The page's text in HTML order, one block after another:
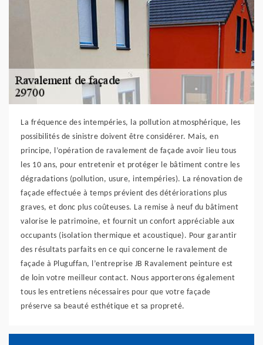
La fréquence des intempéries, la pollution atmosphérique, les
possibilités de sinistre doivent être considérer. Mais, en
principe, l’opération de ravalement de façade avoir lieu tous
les 10 ans, pour entretenir et protéger le bâtiment contre les
dégradations (pollution, usure, intempéries). La rénovation de
façade effectuée à temps prévient des détériorations plus
graves, et donc plus coûteuses. La remise à neuf du bâtiment
valorise le patrimoine, et fournit un confort appréciable aux
occupants (isolation thermique et acoustique). Pour garantir
des résultats parfaits en ce qui concerne le ravalement de
façade à Pluguffan, l’entreprise JB Ravalement peinture est
de loin votre meilleur contact. Nous apporterons également
tous les entretiens nécessaires pour que votre façade
préserve sa beauté esthétique et sa propreté.